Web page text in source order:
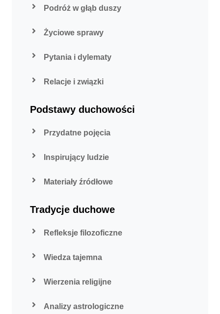
Podróż w głąb duszy
Życiowe sprawy
Pytania i dylematy
Relacje i związki
Podstawy duchowości
Przydatne pojęcia
Inspirujący ludzie
Materiały źródłowe
Tradycje duchowe
Refleksje filozoficzne
Wiedza tajemna
Wierzenia religijne
Analizy astrologiczne